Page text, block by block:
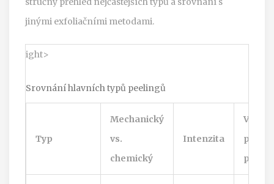
jinými exfoliačními metodami.
ight>
Srovnání hlavních typů peelingů
Typ
Mechanický
vs.
chemický
Intenzita
pro
pleti